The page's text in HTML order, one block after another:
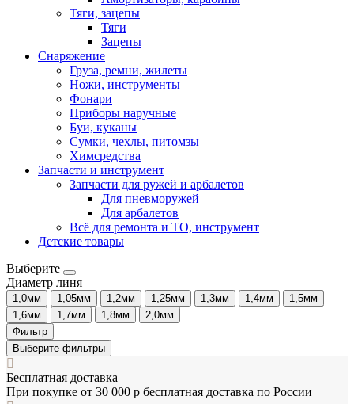
Тяги, зацепы
Тяги
Зацепы
Снаряжение
Груза, ремни, жилеты
Ножи, инструменты
Фонари
Приборы наручные
Буи, куканы
Сумки, чехлы, питомзы
Химсредства
Запчасти и инструмент
Запчасти для ружей и арбалетов
Для пневморужей
Для арбалетов
Всё для ремонта и ТО, инструмент
Детские товары
Выберите
Диаметр линя
1,0мм 1,05мм 1,2мм 1,25мм 1,3мм 1,4мм
1,5мм
1,6мм
1,7мм 1,8мм
2,0мм
Фильтр
Выберите фильтры
Бесплатная доставка
При покупке от 30 000 р бесплатная доставка по России